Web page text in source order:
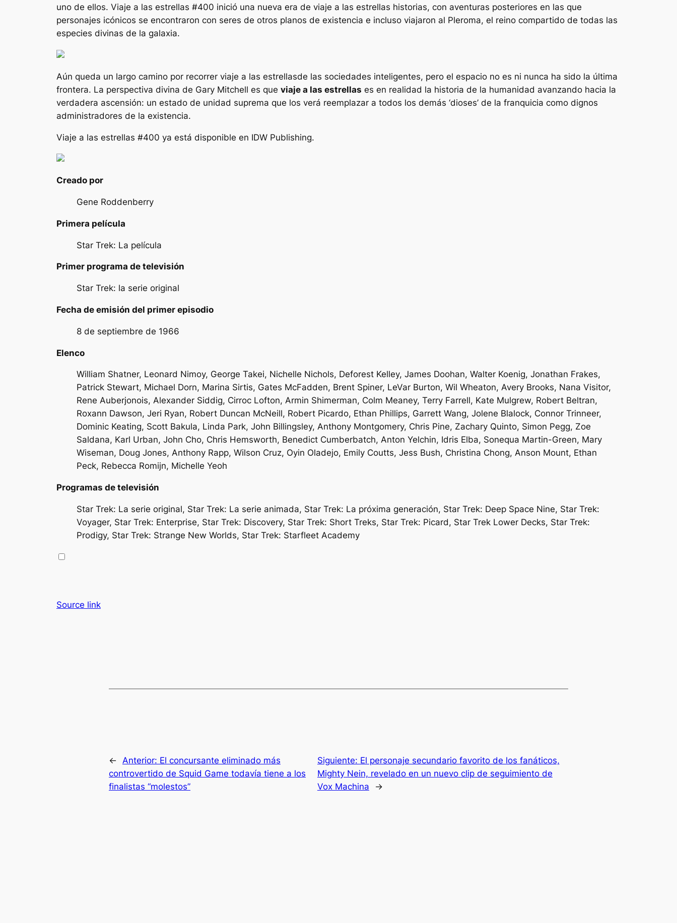
uno de ellos. Viaje a las estrellas #400 inició una nueva era de viaje a las estrellas historias, con aventuras posteriores en las que
personajes icónicos se encontraron con seres de otros planos de existencia e incluso viajaron al Pleroma, el reino compartido de todas las
especies divinas de la galaxia.
Aún queda un largo camino por recorrer viaje a las estrellasde las sociedades inteligentes, pero el espacio no es ni nunca ha sido la última
frontera. La perspectiva divina de Gary Mitchell es que viaje a las estrellas es en realidad la historia de la humanidad avanzando hacia la
verdadera ascensión: un estado de unidad suprema que los verá reemplazar a todos los demás ‘dioses’ de la franquicia como dignos
administradores de la existencia.
Viaje a las estrellas #400 ya está disponible en IDW Publishing.
Creado por
Gene Roddenberry
Primera película
Star Trek: La película
Primer programa de televisión
Star Trek: la serie original
Fecha de emisión del primer episodio
8 de septiembre de 1966
Elenco
William Shatner, Leonard Nimoy, George Takei, Nichelle Nichols, Deforest Kelley, James Doohan, Walter Koenig, Jonathan Frakes,
Patrick Stewart, Michael Dorn, Marina Sirtis, Gates McFadden, Brent Spiner, LeVar Burton, Wil Wheaton, Avery Brooks, Nana Visitor,
Rene Auberjonois, Alexander Siddig, Cirroc Lofton, Armin Shimerman, Colm Meaney, Terry Farrell, Kate Mulgrew, Robert Beltran,
Roxann Dawson, Jeri Ryan, Robert Duncan McNeill, Robert Picardo, Ethan Phillips, Garrett Wang, Jolene Blalock, Connor Trinneer,
Dominic Keating, Scott Bakula, Linda Park, John Billingsley, Anthony Montgomery, Chris Pine, Zachary Quinto, Simon Pegg, Zoe
Saldana, Karl Urban, John Cho, Chris Hemsworth, Benedict Cumberbatch, Anton Yelchin, Idris Elba, Sonequa Martin-Green, Mary
Wiseman, Doug Jones, Anthony Rapp, Wilson Cruz, Oyin Oladejo, Emily Coutts, Jess Bush, Christina Chong, Anson Mount, Ethan
Peck, Rebecca Romijn, Michelle Yeoh
Programas de televisión
Star Trek: La serie original, Star Trek: La serie animada, Star Trek: La próxima generación, Star Trek: Deep Space Nine, Star Trek:
Voyager, Star Trek: Enterprise, Star Trek: Discovery, Star Trek: Short Treks, Star Trek: Picard, Star Trek Lower Decks, Star Trek:
Prodigy, Star Trek: Strange New Worlds, Star Trek: Starfleet Academy
Source link
← Anterior: El concursante eliminado más
controvertido de Squid Game todavía tiene a los
finalistas “molestos”
Siguiente: El personaje secundario favorito de los fanáticos,
Mighty Nein, revelado en un nuevo clip de seguimiento de
Vox Machina
→